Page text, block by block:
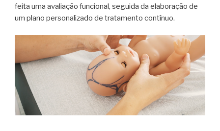
feita uma avaliação funcional, seguida da elaboração de
um plano personalizado de tratamento contínuo.